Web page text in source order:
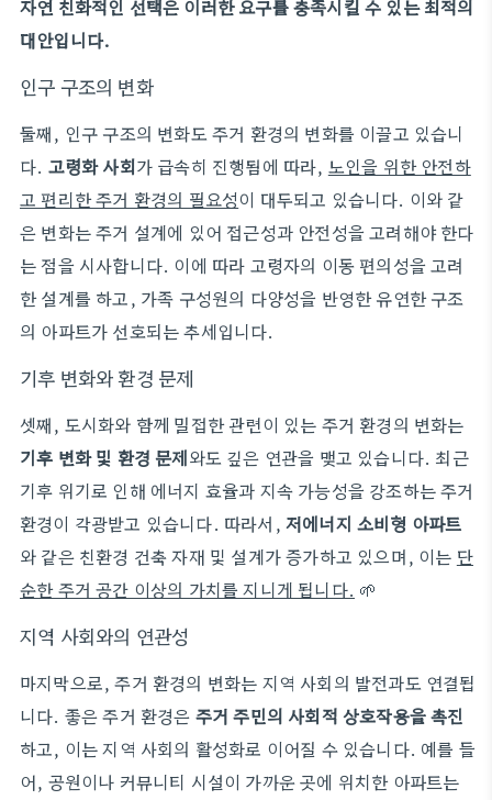
자연 친화적인 선택은 이러한 요구를 충족시킬 수 있는 최적의
대안입니다.
인구 구조의 변화
둘째, 인구 구조의 변화도 주거 환경의 변화를 이끌고 있습니
다. 고령화 사회가 급속히 진행됨에 따라, 노인을 위한 안전하
고 편리한 주거 환경의 필요성이 대두되고 있습니다. 이와 같
은 변화는 주거 설계에 있어 접근성과 안전성을 고려해야 한다
는 점을 시사합니다. 이에 따라 고령자의 이동 편의성을 고려
한 설계를 하고, 가족 구성원의 다양성을 반영한 유연한 구조
의 아파트가 선호되는 추세입니다.
기후 변화와 환경 문제
셋째, 도시화와 함께 밀접한 관련이 있는 주거 환경의 변화는
기후 변화 및 환경 문제와도 깊은 연관을 맺고 있습니다. 최근
기후 위기로 인해 에너지 효율과 지속 가능성을 강조하는 주거
환경이 각광받고 있습니다. 따라서, 저에너지 소비형 아파트
와 같은 친환경 건축 자재 및 설계가 증가하고 있으며, 이는 단
순한 주거 공간 이상의 가치를 지니게 됩니다. 🌱
지역 사회와의 연관성
마지막으로, 주거 환경의 변화는 지역 사회의 발전과도 연결됩
니다. 좋은 주거 환경은 주거 주민의 사회적 상호작용을 촉진
하고, 이는 지역 사회의 활성화로 이어질 수 있습니다. 예를 들
어, 공원이나 커뮤니티 시설이 가까운 곳에 위치한 아파트는